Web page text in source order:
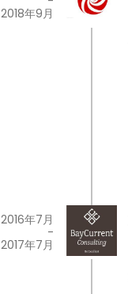
2018年9月
2016年7月
-
2017年7月